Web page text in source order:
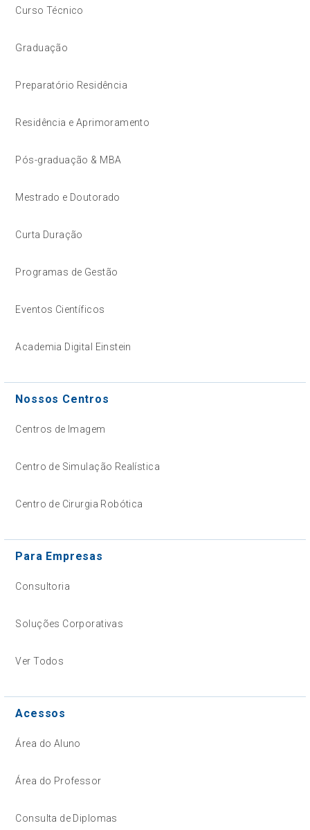
Curso Técnico
Graduação
Preparatório Residência
Residência e Aprimoramento
Pós-graduação & MBA
Mestrado e Doutorado
Curta Duração
Programas de Gestão
Eventos Científicos
Academia Digital Einstein
Nossos Centros
Centros de Imagem
Centro de Simulação Realística
Centro de Cirurgia Robótica
Para Empresas
Consultoria
Soluções Corporativas
Ver Todos
Acessos
Área do Aluno
Área do Professor
Consulta de Diplomas